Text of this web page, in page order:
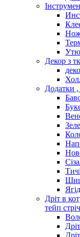
Декор з
Додатки ,
Дріт в
тейп